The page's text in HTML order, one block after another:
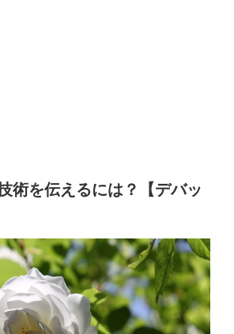
術を伝えるには？【デバッ